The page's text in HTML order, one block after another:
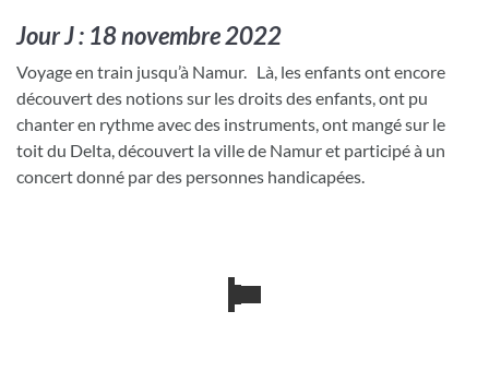
Jour J : 18 novembre 2022
Voyage en train jusqu’à Namur. Là, les enfants ont encore
découvert des notions sur les droits des enfants, ont pu
chanter en rythme avec des instruments, ont mangé sur le
toit du Delta, découvert la ville de Namur et participé à un
concert donné par des personnes handicapées.